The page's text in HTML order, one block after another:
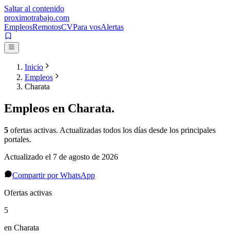
Saltar al contenido
proximotrabajo.com
EmpleosRemotosCVPara vosAlertas
Inicio
Empleos
Charata
Empleos en Charata.
5 ofertas activas. Actualizadas todos los días desde los principales
portales.
Actualizado el 7 de agosto de 2026
Compartir por WhatsApp
Ofertas activas
5
en Charata